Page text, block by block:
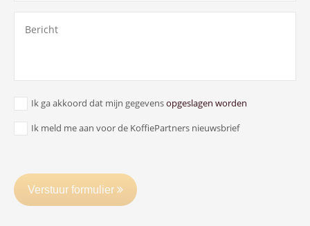
Ik ga akkoord dat mijn gegevensopgeslagen worden
Ik meld me aan voor de KoffiePartners nieuwsbrief
Verstuur formulier